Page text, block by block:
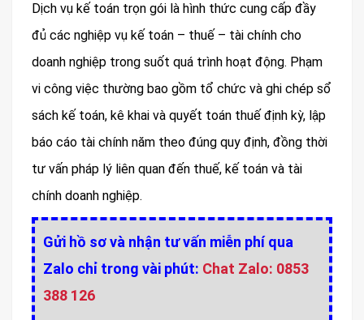
Dịch vụ kế toán trọn gói là hình thức cung cấp đầy
đủ các nghiệp vụ kế toán – thuế – tài chính cho
doanh nghiệp trong suốt quá trình hoạt động. Phạm
vi công việc thường bao gồm tổ chức và ghi chép sổ
sách kế toán, kê khai và quyết toán thuế định kỳ, lập
báo cáo tài chính năm theo đúng quy định, đồng thời
tư vấn pháp lý liên quan đến thuế, kế toán và tài
chính doanh nghiệp.
Gửi hồ sơ và nhận tư vấn miễn phí qua
Zalo chỉ trong vài phút: Chat Zalo: 0853
388 126